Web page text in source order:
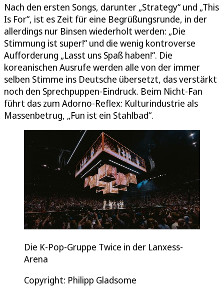
Nach den ersten Songs, darunter „Strategy“ und „This
Is For“, ist es Zeit für eine Begrüßungsrunde, in der
allerdings nur Binsen wiederholt werden: „Die
Stimmung ist super!“ und die wenig kontroverse
Aufforderung „Lasst uns Spaß haben!“. Die
koreanischen Ausrufe werden alle von der immer
selben Stimme ins Deutsche übersetzt, das verstärkt
noch den Sprechpuppen-Eindruck. Beim Nicht-Fan
führt das zum Adorno-Reflex: Kulturindustrie als
Massenbetrug, „Fun ist ein Stahlbad“.
Die K-Pop-Gruppe Twice in der Lanxess-
Arena
Copyright: Philipp Gladsome